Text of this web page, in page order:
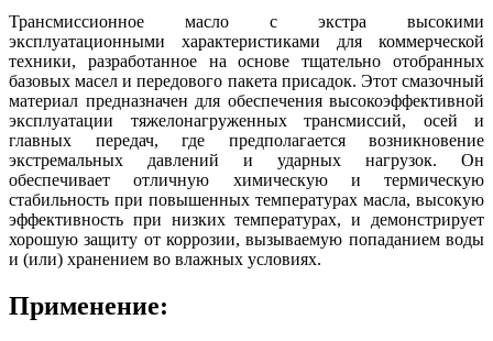
Трансмиссионное масло с экстра высокими
эксплуатационными характеристиками для коммерческой
техники, разработанное на основе тщательно отобранных
базовых масел и передового пакета присадок. Этот смазочный
материал предназначен для обеспечения высокоэффективной
эксплуатации тяжелонагруженных трансмиссий, осей и
главных передач, где предполагается возникновение
экстремальных давлений и ударных нагрузок. Он
обеспечивает отличную химическую и термическую
стабильность при повышенных температурах масла, высокую
эффективность при низких температурах, и демонстрирует
хорошую защиту от коррозии, вызываемую попаданием воды
и (или) хранением во влажных условиях.
Применение: